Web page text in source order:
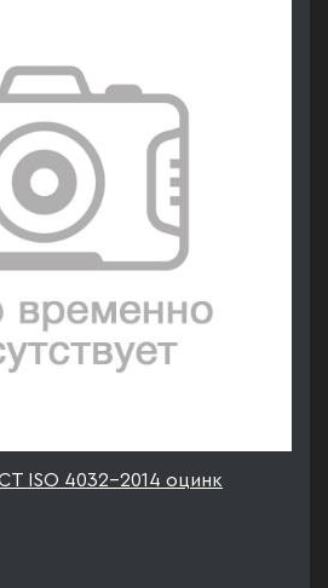
ISO 4032-2014 оцинк